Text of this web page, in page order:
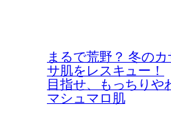
まるで荒野？ 冬のカ
サ肌をレスキュー！
目指せ、もっちりや
マシュマロ肌